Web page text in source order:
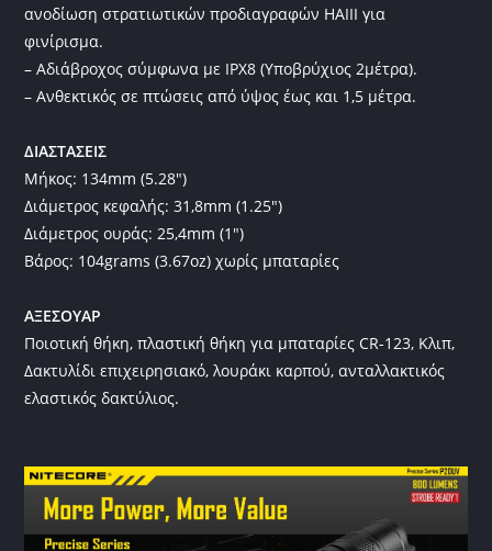
ανοδίωση στρατιωτικών προδιαγραφών HAIII για
φινίρισμα.
– Αδιάβροχος σύμφωνα με IPX8 (Υποβρύχιος 2μέτρα).
– Ανθεκτικός σε πτώσεις από ύψος έως και 1,5 μέτρα.
ΔΙΑΣΤΑΣΕΙΣ
Μήκος: 134mm (5.28″)
Διάμετρος κεφαλής: 31,8mm (1.25″)
Διάμετρος ουράς: 25,4mm (1″)
Βάρος: 104grams (3.67oz) χωρίς μπαταρίες
ΑΞΕΣΟΥΑΡ
Ποιοτική θήκη, πλαστική θήκη για μπαταρίες CR-123, Κλιπ,
Δακτυλίδι επιχειρησιακό, λουράκι καρπού, ανταλλακτικός
ελαστικός δακτύλιος.